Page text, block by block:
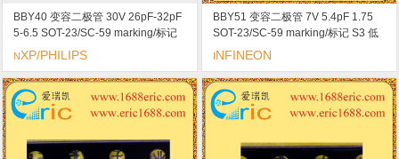
BBY40 变容二极管 30V 26pF-32pF
5-6.5 SOT-23/SC-59 marking/标记
S2 超高频调谐/高电容率/高线性度
NXP/PHILIPS
BBY51 变容二极管 7V 5.4pF 1.75
SOT-23/SC-59 marking/标记 S3 低
调谐电压
NFINEON